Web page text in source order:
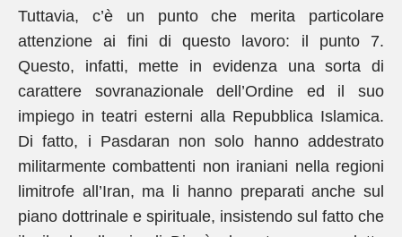
Tuttavia, c’è un punto che merita particolare
attenzione ai fini di questo lavoro: il punto 7.
Questo, infatti, mette in evidenza una sorta di
carattere sovranazionale dell’Ordine ed il suo
impiego in teatri esterni alla Repubblica Islamica.
Di fatto, i Pasdaran non solo hanno addestrato
militarmente combattenti non iraniani nella regioni
limitrofe all’Iran, ma li hanno preparati anche sul
piano dottrinale e spirituale, insistendo sul fatto che